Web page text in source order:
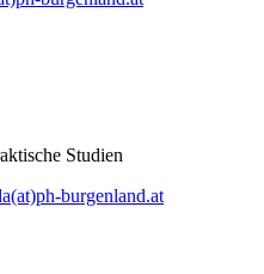
Studien
burgenland.at